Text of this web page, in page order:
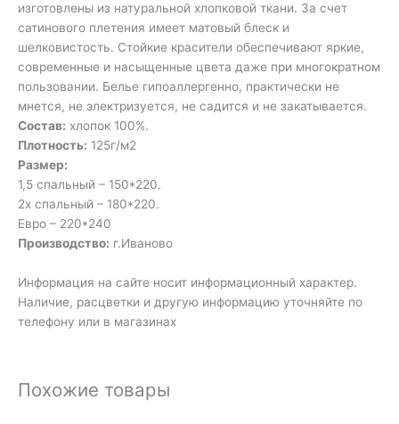
изготовлены из натуральной хлопковой ткани. За счет
сатинового плетения имеет матовый блеск и
шелковистость. Стойкие красители обеспечивают яркие,
современные и насыщенные цвета даже при многократном
пользовании. Белье гипоаллергенно, практически не
мнется, не электризуется, не садится и не закатывается.
Состав: хлопок 100%.
Плотность: 125г/м2
Размер:
1,5 спальный – 150*220.
2х спальный – 180*220.
Евро – 220*240
Производство: г.Иваново
Информация на сайте носит информационный характер.
Наличие, расцветки и другую информацию уточняйте по
телефону или в магазинах
Похожие товары